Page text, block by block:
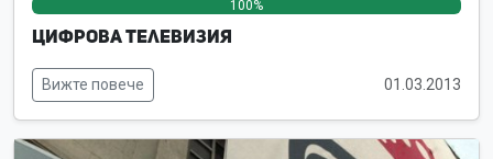
100%
Цифрова телевизия
Вижте повече 01.03.2013